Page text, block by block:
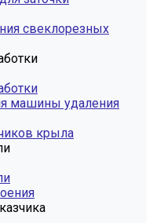
свеклорезных
машины удаления
крыла